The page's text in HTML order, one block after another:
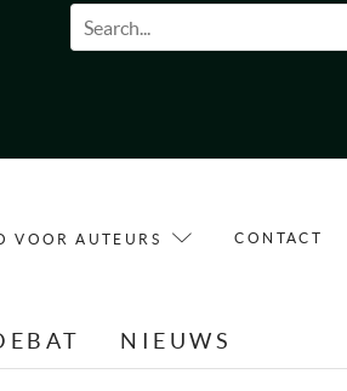
Zoekveld
VOOR AUTEURS CONTACT
NIEUWS